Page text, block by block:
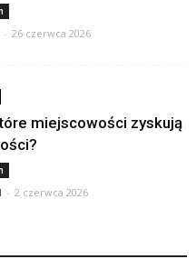
- 26 czerwca 2026
miejscowości zyskują
- 2 czerwca 2026